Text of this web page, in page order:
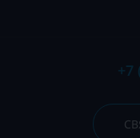
+7